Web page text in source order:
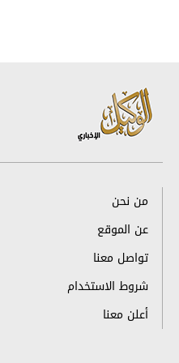
من نحن
عن الموقع
تواصل معنا
شروط الاستخدام
أعلن معنا